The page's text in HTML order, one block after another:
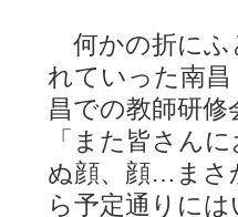
何かの折にふ
れていった南
昌での教師研
「また皆さん
ぬ顔、顔…まさ
ら予定通りに